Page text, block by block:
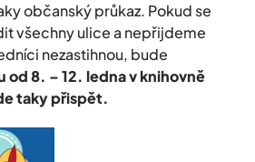
občanský průkaz. Pokud se
všechny ulice a nepřijdeme
nezastihnou, bude
8. – 12. ledna v knihovně
taky přispět.